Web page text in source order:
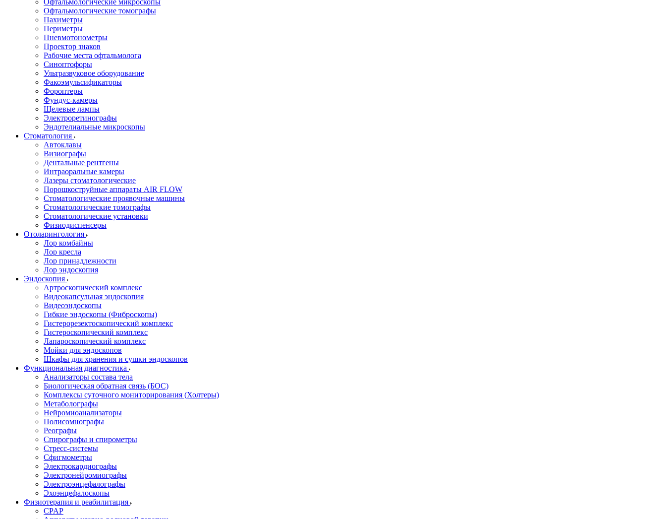
Офтальмологические микроскопы
Офтальмологические томографы
Пахиметры
Периметры
Пневмотонометры
Проектор знаков
Рабочие места офтальмолога
Синоптофоры
Ультразвуковое оборудование
Факоэмульсификаторы
Фороптеры
Фундус-камеры
Щелевые лампы
Электроретинографы
Эндотелиальные микроскопы
Стоматология
Автоклавы
Визиографы
Дентальные рентгены
Интраоральные камеры
Лазеры стоматологические
Порошкоструйные аппараты AIR FLOW
Стоматологические проявочные машины
Стоматологические томографы
Стоматологические установки
Физиодиспенсеры
Отоларингология
Лор комбайны
Лор кресла
Лор принадлежности
Лор эндоскопия
Эндоскопия
Артроскопический комплекс
Видеокапсульная эндоскопия
Видеоэндоскопы
Гибкие эндоскопы (Фиброcкопы)
Гистерорезектоскопический комплекс
Гистероскопический комплекс
Лапароскопический комплекс
Мойки для эндоскопов
Шкафы для хранения и сушки эндоскопов
Функциональная диагностика
Анализаторы состава тела
Биологическая обратная связь (БОС)
Комплексы суточного мониторирования (Холтеры)
Метаболографы
Нейромиоанализаторы
Полисомнографы
Реографы
Спирографы и спирометры
Стресс-системы
Сфигмометры
Электрокардиографы
Электронейромиографы
Электроэнцефалографы
Эхоэнцефалоскопы
Физиотерапия и реабилитация
CPAP